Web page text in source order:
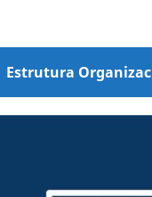
Estrutura